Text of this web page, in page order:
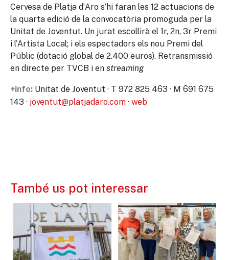
Cervesa de Platja d’Aro s’hi faran les 12 actuacions de
la quarta edició de la convocatòria promoguda per la
Unitat de Joventut. Un jurat escollirà el 1r, 2n, 3r Premi
i l’Artista Local; i els espectadors els nou Premi del
Públic (dotació global de 2.400 euros). Retransmissió
en directe per TVCB i en streaming
+info: Unitat de Joventut · T 972 825 463 · M 691 675
143 · joventut@platjadaro.com · web
També us pot interessar